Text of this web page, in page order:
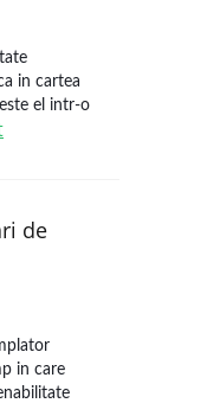
in cartea
el intr-o
de
in care